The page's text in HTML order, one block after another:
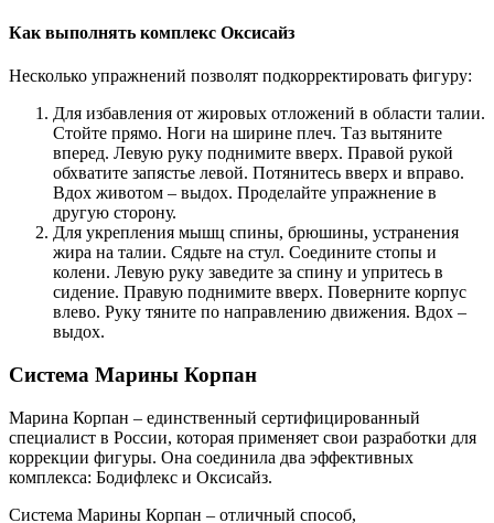
Как выполнять комплекс Оксисайз
Несколько упражнений позволят подкорректировать фигуру:
Для избавления от жировых отложений в области талии.
Стойте прямо. Ноги на ширине плеч. Таз вытяните
вперед. Левую руку поднимите вверх. Правой рукой
обхватите запястье левой. Потянитесь вверх и вправо.
Вдох животом – выдох. Проделайте упражнение в
другую сторону.
Для укрепления мышц спины, брюшины, устранения
жира на талии. Сядьте на стул. Соедините стопы и
колени. Левую руку заведите за спину и упритесь в
сидение. Правую поднимите вверх. Поверните корпус
влево. Руку тяните по направлению движения. Вдох –
выдох.
Система Марины Корпан
Марина Корпан – единственный сертифицированный
специалист в России, которая применяет свои разработки для
коррекции фигуры. Она соединила два эффективных
комплекса: Бодифлекс и Оксисайз.
Система Марины Корпан – отличный способ,